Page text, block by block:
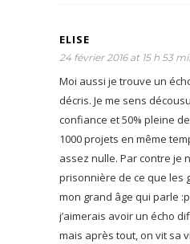
ELISE
24 février 2016 at 15 h 53
Moi aussi je trouve un
décris. Je me sens
confiance et 50% pleine
1000 projets en même
assez nulle. Par contre je
prisonnière de ce que les
mon grand âge qui parle
j’aimerais avoir un écho
mais après tout, on vit sa